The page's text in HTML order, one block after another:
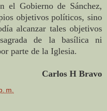
el Gobierno de Sánchez,
objetivos políticos, sino
alcanzar tales objetivos
de la basílica ni
parte de la Iglesia.
Carlos H Bravo
m.